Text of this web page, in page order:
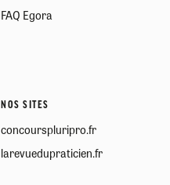
FAQ Egora
NOS SITES
concourspluripro.fr
larevuedupraticien.fr